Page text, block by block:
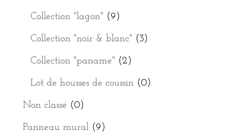
Collection "lagon" (9)
Collection "noir & blanc" (3)
Collection "paname" (2)
Lot de housses de coussin (0)
Non classé (0)
Panneau mural (9)